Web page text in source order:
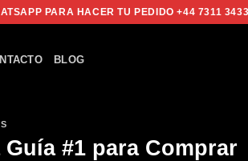
PARA HACER TU PEDIDO +44 7311
BLOG
#1 para Comprar